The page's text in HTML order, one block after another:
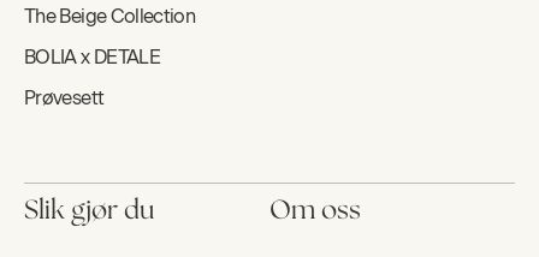
The Beige Collection
BOLIA x DETALE
Prøvesett
Slik gjør du Om oss